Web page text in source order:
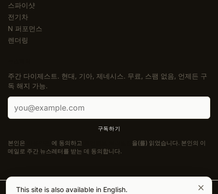
스파이샷
전기차
N 퍼포먼스
렌더링
주간 다이제스트. 현대, 기아, 제네시스. 무료, 스팸 없음, 언제든 구
독 해지 가능.
이메일 주소
구독하기
본인은 에 동의하고
을(를) 읽었습니다. 본인의 이
메일로 주간 뉴스레터를 받는 데 동의합니다.
© 2026 Korean Car Blog. 모든 권리 보유.
This site is also available in English.